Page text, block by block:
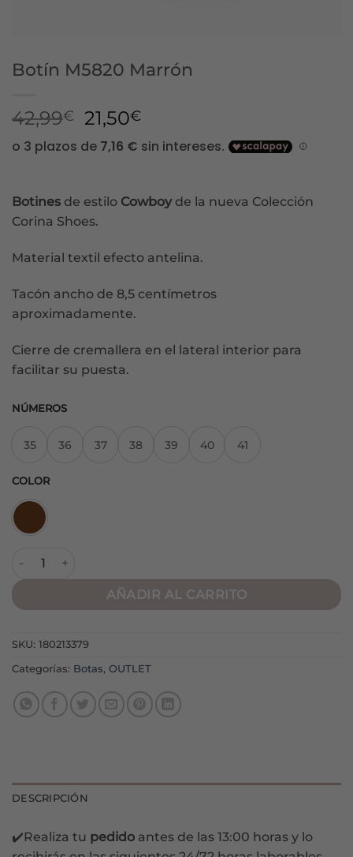
Botín M5820 Marrón
42,99€
El
precio
original
42,99€.
21,50€El
precio
actual
21,50€.
Botines de estilo Cowboyde la nueva Colección
Corina Shoes.
Material textil efecto antelina.
Tacón ancho de 8,5 centímetros
aproximadamente.
Cierre de cremallera en el lateral interior para
facilitar su puesta.
NÚMEROS
35 36 37 38 39 40 41
COLOR
AÑADIR AL CARRITO
SKU: 180213379
Categorías: Botas, OUTLET
DESCRIPCIÓN
✔️Realiza tu pedido antes de las 13:00 horas y lo